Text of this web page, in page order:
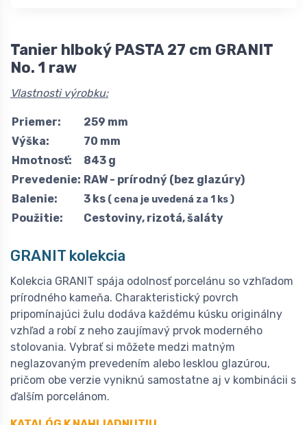
Tanier hlboký PASTA 27 cm GRANIT
No. 1 raw
Vlastnosti výrobku:
Priemer:
259 mm
Výška:
70 mm
Hmotnosť:
843 g
Prevedenie: RAW - prírodný (bez glazúry)
Balenie:
3 ks ( cena je uvedená za 1 ks )
Použitie: Cestoviny, rizotá, šaláty
GRANIT kolekcia
Kolekcia GRANIT spája odolnosť porcelánu so vzhľadom
prírodného kameňa. Charakteristický povrch
pripomínajúci žulu dodáva každému kúsku originálny
vzhľad a robí z neho zaujímavý prvok moderného
stolovania. Vybrať si môžete medzi matným
neglazovaným prevedením alebo lesklou glazúrou,
pričom obe verzie vyniknú samostatne aj v kombinácii s
ďalším porcelánom.